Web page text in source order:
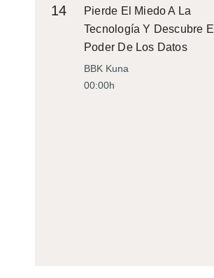
14
Pierde El Miedo A La
Tecnología Y Descubre El
Poder De Los Datos
BBK Kuna
00:00h